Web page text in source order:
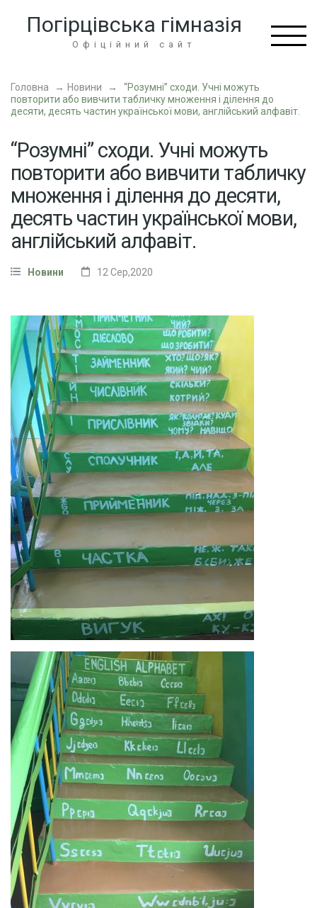
Enter)
Погірцівська гімназія
Офіційний сайт
Головна → Новини →
“Розумні” сходи. Учні можуть
повторити або вивчити табличку множення і ділення до
десяти, десять частин української мови, англійський алфавіт.
“Розумні” сходи. Учні можуть
повторити або вивчити табличку
множення і ділення до десяти,
десять частин української мови,
англійський алфавіт.
Новини 12 Сер,2020